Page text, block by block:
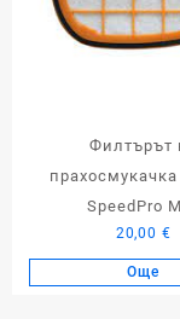
Филтърът
SpeedPro
20,00 €
Още